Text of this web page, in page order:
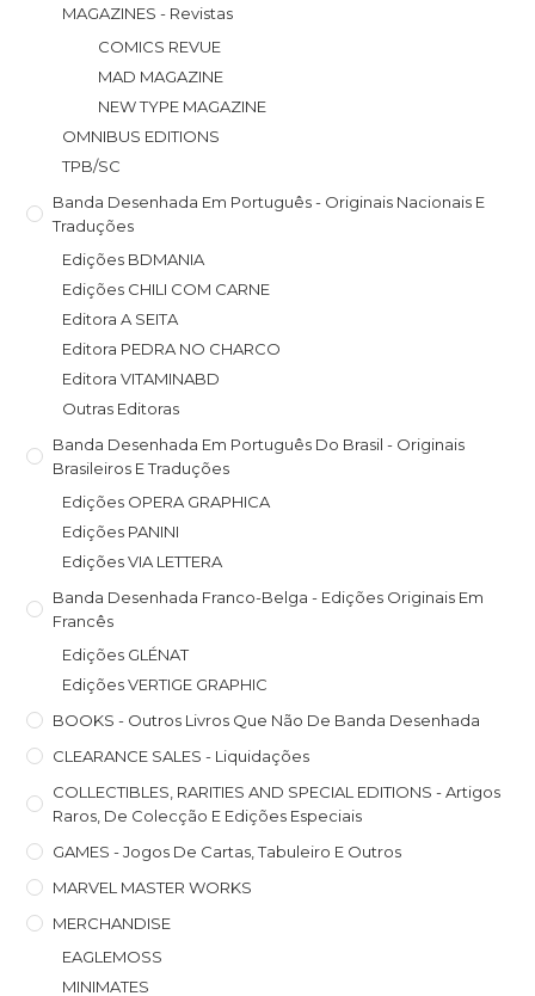
MAGAZINES - Revistas
COMICS REVUE
MAD MAGAZINE
NEW TYPE MAGAZINE
OMNIBUS EDITIONS
TPB/SC
Banda Desenhada Em Português - Originais Nacionais E
Traduções
Edições BDMANIA
Edições CHILI COM CARNE
Editora A SEITA
Editora PEDRA NO CHARCO
Editora VITAMINABD
Outras Editoras
Banda Desenhada Em Português Do Brasil - Originais
Brasileiros E Traduções
Edições OPERA GRAPHICA
Edições PANINI
Edições VIA LETTERA
Banda Desenhada Franco-Belga - Edições Originais Em
Francês
Edições GLÉNAT
Edições VERTIGE GRAPHIC
BOOKS - Outros Livros Que Não De Banda Desenhada
CLEARANCE SALES - Liquidações
COLLECTIBLES, RARITIES AND SPECIAL EDITIONS - Artigos
Raros, De Colecção E Edições Especiais
GAMES - Jogos De Cartas, Tabuleiro E Outros
MARVEL MASTER WORKS
MERCHANDISE
EAGLEMOSS
MINIMATES